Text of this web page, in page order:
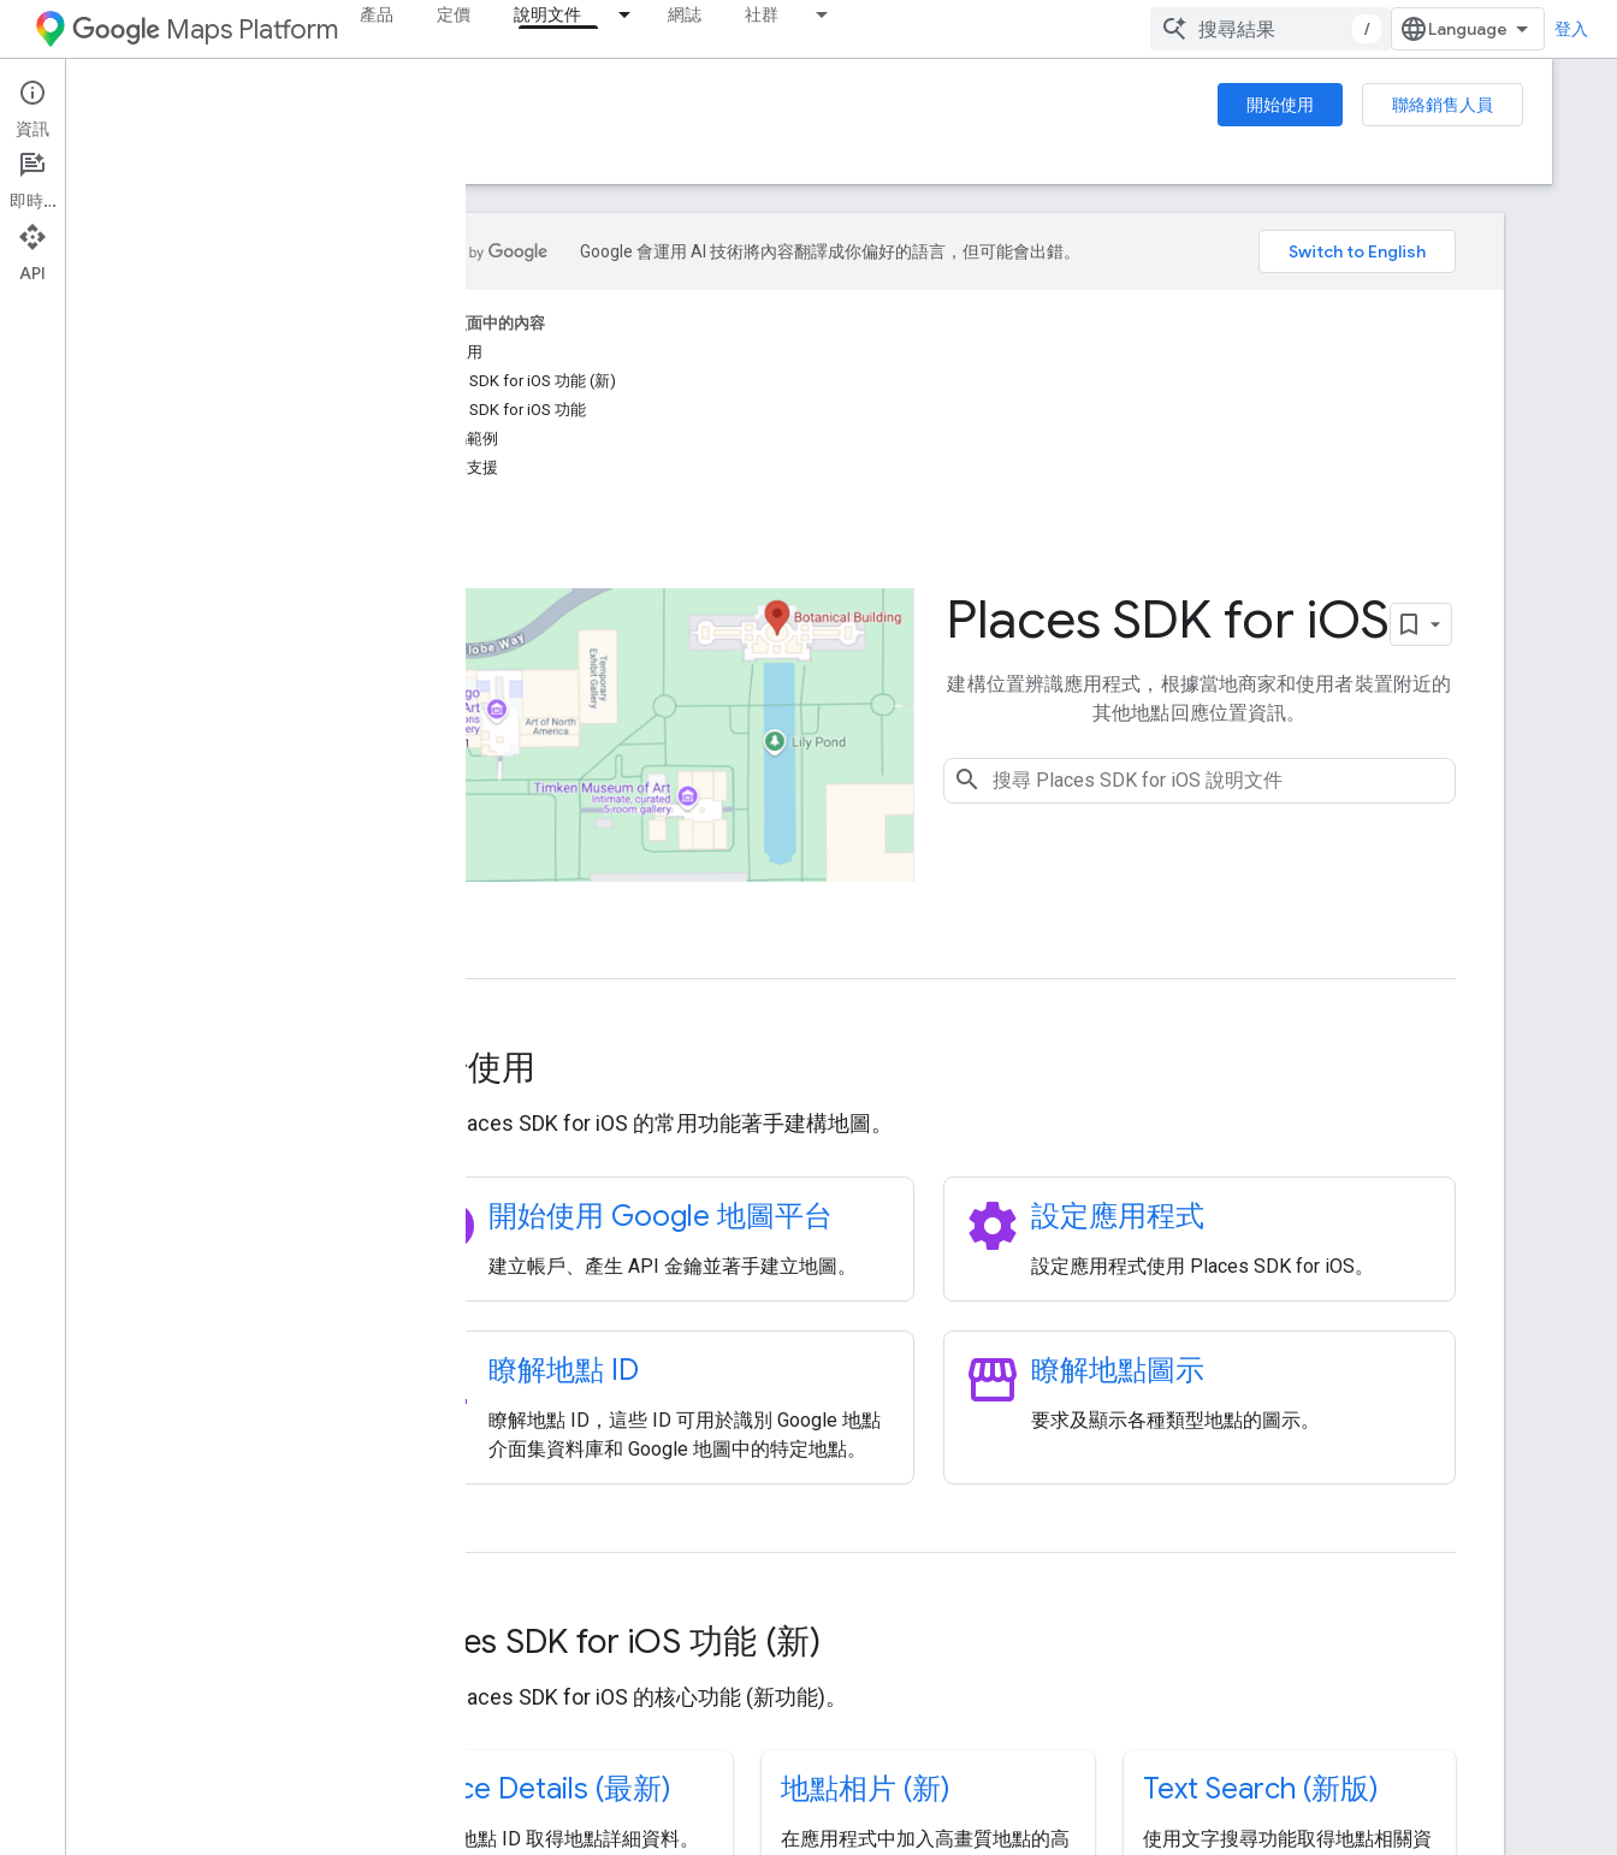
Maps Platform 產品 定價 說明文件 網誌 社群
/ 登入
iOS 開始使用
聯絡銷售人員
指南
Google 會運用 AI 技術將內容翻譯成你偏好的語言，但可能會出錯。
這個頁面中的內容
開始使用
Places SDK for iOS 功能 (新)
Places SDK for iOS 功能
程式碼範例
說明與支援
Places SDK for iOS
建構位置辨識應用程式，根據當地商家和使用者裝置附近的
其他地點回應位置資訊。
開始使用
使用 Places SDK for iOS 的常用功能著手建構地圖。
explore 開始使用 Google 地圖平台
建立帳戶、產生 API 金鑰並著手建立地圖。
settings 設定應用程式
設定應用程式使用 Places SDK for iOS。
瞭解地點 ID
瞭解地點 ID，這些 ID 可用於識別 Google 地點
介面集資料庫和 Google 地圖中的特定地點。
storefront 瞭解地點圖示
要求及顯示各種類型地點的圖示。
Places SDK for iOS 功能 (新)
瞭解 Places SDK for iOS 的核心功能 (新功能)。
Place Details (最新)
使用地點 ID 取得地點詳細資料。
地點相片 (新)
在應用程式中加入高畫質地點的高
Text Search (新版)
使用文字搜尋功能取得地點相關資
資訊
即時通訊
API